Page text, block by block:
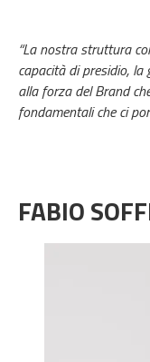
“La nostra struttura
capacità di presidio,
alla forza del Brand
fondamentali che ci
FABIO